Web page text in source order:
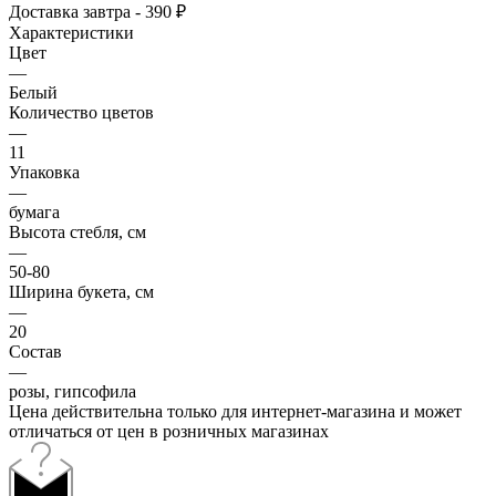
Доставка завтра - 390 ₽
Характеристики
Цвет
—
Белый
Количество цветов
—
11
Упаковка
—
бумага
Высота стебля, см
—
50-80
Ширина букета, см
—
20
Состав
—
розы, гипсофила
Цена действительна только для интернет-магазина и может
отличаться от цен в розничных магазинах